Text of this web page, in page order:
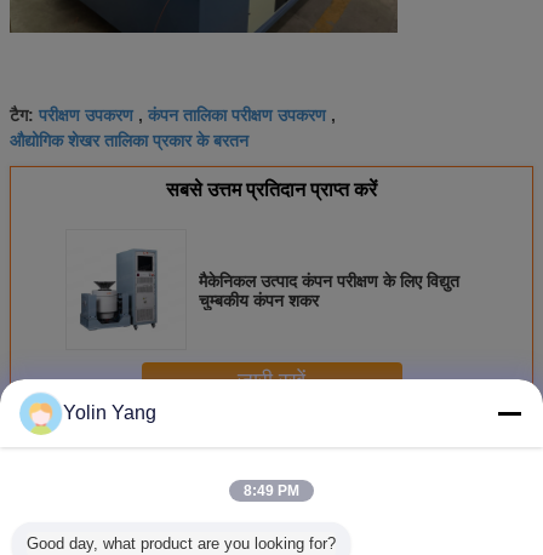
टैग: परीक्षण उपकरण , कंपन तालिका परीक्षण उपकरण ,
औद्योगिक शेखर तालिका प्रकार के बरतन
सबसे उत्तम प्रतिदान प्राप्त करें
मैकेनिकल उत्पाद कंपन परीक्षण के लिए विद्युत
चुम्बकीय कंपन शकर
जारी रखें
अधिककंपन मशीन का परीक्षण
Yolin Yang
8:49 PM
Good day, what product are you looking for?